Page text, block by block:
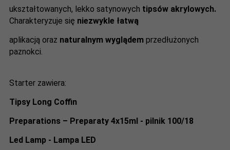
ukształtowanych, lekko satynowych tipsów akrylowych.
Charakteryzuje się niezwykle łatwą
aplikacją oraz naturalnym wyglądem przedłużonych
paznokci.
Starter zawiera:
Tipsy Long Coffin
Preparations – Preparaty 4x15ml - pilnik 100/18
Led Lamp - Lampa LED